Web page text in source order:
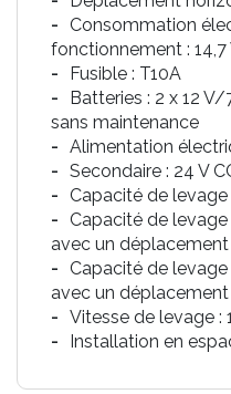
Consommation
fonctionnement : 14,7
Fusible : T10A
Batteries : 2 x 12
sans maintenance
Alimentation
Secondaire : 24 V
Capacité de levage
Capacité de levage
avec un
Capacité de levage
avec un
Vitesse de levage :
Installation en